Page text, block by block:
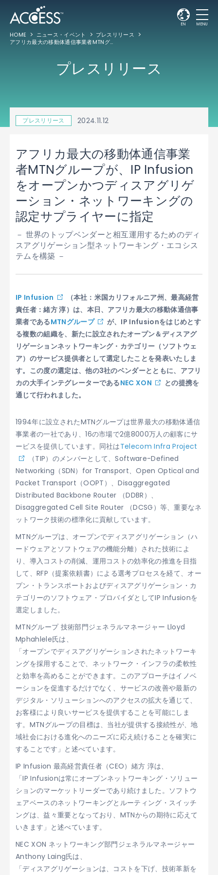
EN MENU
HOME ニュース・イベント
プレスリリース
アフリカ最大の移動体通信事業者MTNグループが、IP Infusionをオープンかつディスアグリゲーション・ネットワーキングの認定サプライヤーに指定
プレスリリース
プレスリリース 2024.11.12
アフリカ最大の移動体通信事業
者MTNグループが、IP Infusion
をオープンかつディスアグリゲ
ーション・ネットワーキングの
認定サプライヤーに指定
－ 世界のトップベンダーと相互運用するためのディ
スアグリゲーション型ネットワーキング・エコシス
テムを構築 －
IP Infusion
（本社：米国カリフォルニア州、最高経営
責任者：緒方 淳）は、本日、アフリカ最大の移動体通信事
業者であるMTNグループ
が、IP Infusionをはじめとす
る複数の組織を、新たに設立されたオープン＆ディスアグ
リゲーションネットワーキング・カテゴリー（ソフトウェ
ア）のサービス提供者として選定したことを発表いたしま
す。この度の選定は、他の3社のベンダーとともに、アフリ
カの大手インテグレーターであるNEC XON
との提携を
通じて行われました。
1994年に設立されたMTNグループは世界最大の移動体通信
事業者の一社であり、16の市場で2億8000万人の顧客にサ
ービスを提供しています。同社はTelecom Infra Project
（TIP）のメンバーとして、Software-Defined
Networking（SDN）for Transport、Open Optical and
Packet Transport（OOPT）、Disaggregated
Distributed Backbone Router （DDBR）、
Disaggregated Cell Site Router （DCSG）等、重要なネ
ットワーク技術の標準化に貢献しています。
MTNグループは、オープンでディスアグリゲーション（ハ
ードウェアとソフトウェアの機能分離）された技術によ
り、導入コストの削減、運用コストの効率化の推進を目指
して、RFP（提案依頼書）による選考プロセスを経て、オー
プン・トランスポートおよびディスアグリゲーション・カ
テゴリーのソフトウェア・プロバイダとしてIP Infusionを
選定しました。
MTNグループ 技術部門ジェネラルマネージャー Lloyd
Mphahlele氏は、
「オープンでディスアグリゲーションされたネットワーキ
ングを採用することで、ネットワーク・インフラの柔軟性
と効率を高めることができます。このアプローチはイノベ
ーションを促進するだけでなく、サービスの改善や最新の
デジタル・ソリューションへのアクセスの拡大を通じて、
お客様により良いサービスを提供することを可能にしま
す。MTNグループの目標は、当社が提供する接続性が、地
域社会における進化へのニーズに応え続けることを確実に
することです」と述べています。
IP Infusion 最高経営責任者（CEO）緒方 淳は、
「IP Infusionは常にオープンネットワーキング・ソリュー
ションのマーケットリーダーであり続けました。ソフトウ
ェアベースのネットワーキングとルーティング・スイッチ
ングは、益々重要となっており、MTNからの期待に応えて
いきます」と述べています。
NEC XON ネットワーキング部門ジェネラルマネージャー
Anthony Laing氏は、
「ディスアグリゲーションは、コストを下げ、技術革新を